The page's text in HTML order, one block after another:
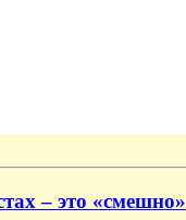
– это «смешно»